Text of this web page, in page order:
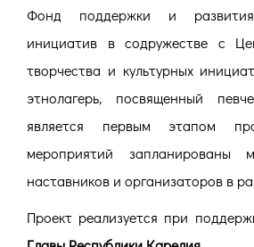
Фонд поддержки и развития
инициатив в содружестве с
творчества и культурных
этнолагерь, посвященный
является первым этапом
мероприятий запланированы
наставников и организаторов в
Проект реализуется при